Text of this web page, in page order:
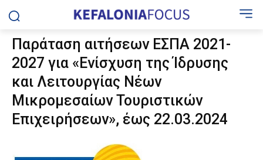
Παράταση αιτήσεων ΕΣΠΑ 2021-
2027 για «Ενίσχυση της Ίδρυσης
και Λειτουργίας Νέων
Μικρομεσαίων Τουριστικών
Επιχειρήσεων», έως 22.03.2024